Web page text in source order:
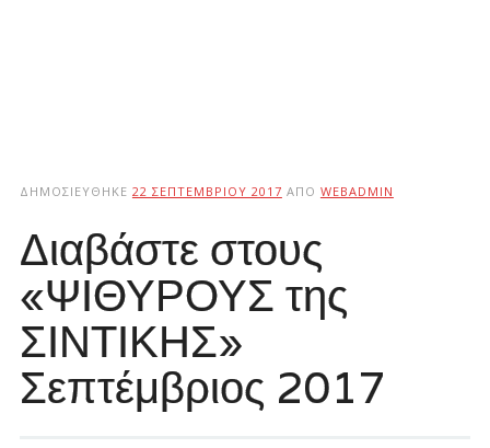
ΔΗΜΟΣΙΕΎΘΗΚΕ 22 ΣΕΠΤΕΜΒΡΊΟΥ 2017 ΑΠΌ WEBADMIN
Διαβάστε στους
«ΨΙΘΥΡΟΥΣ της
ΣΙΝΤΙΚΗΣ»
Σεπτέμβριος 2017